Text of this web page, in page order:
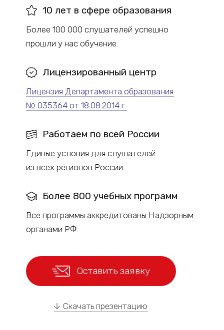
10 лет в сфере образования
Более 100 000 слушателей успешно
прошли у нас обучение.
Лицензированный центр
Лицензия Департамента образования
№ 035364 от 18.08.2014 г.
Работаем по всей России
Единые условия для слушателей
из всех регионов России.
Более 800 учебных программ
Все программы аккредитованы Надзорным
органами РФ.
Оставить заявку
Скачать презентацию